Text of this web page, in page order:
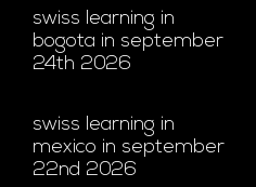
swiss learning in
bogota in september
24th 2026
swiss learning in
mexico in september
22nd 2026